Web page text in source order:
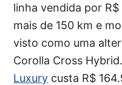
linha vendida por
mais de 150 km e
visto como uma
Corolla Cross
Luxury custa R$